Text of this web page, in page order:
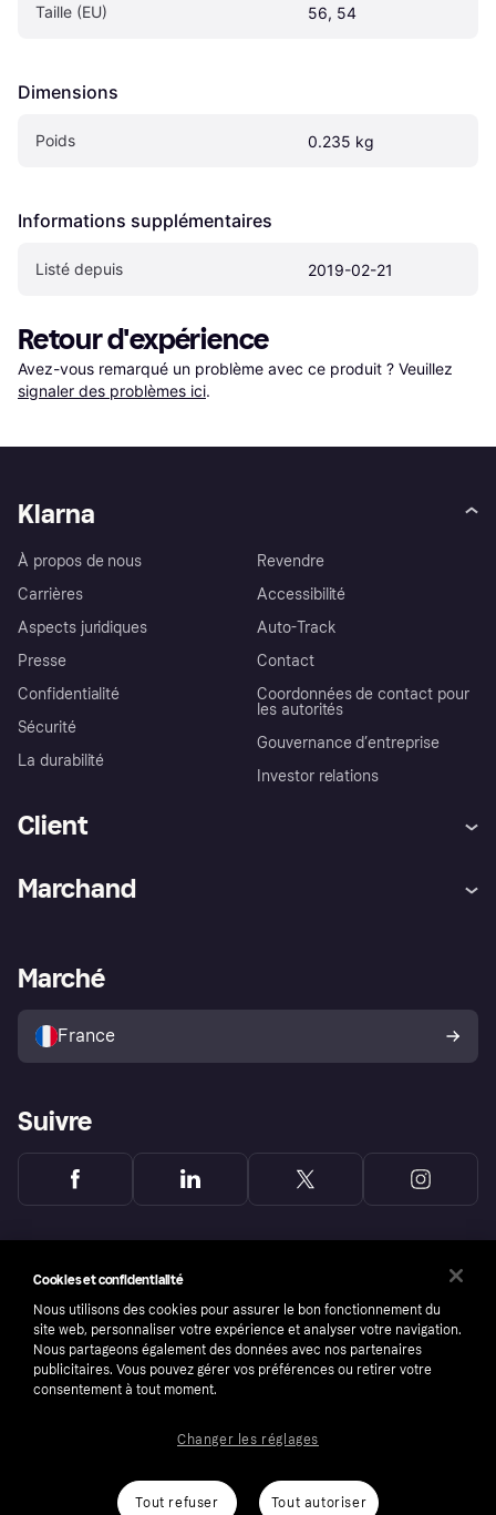
Taille (EU) 56, 54
Dimensions
Poids 0.235 kg
Informations supplémentaires
Listé depuis 2019-02-21
Retour d'expérience
Avez-vous remarqué un problème avec ce produit ? Veuillez
signaler des problèmes ici.
Klarna
À propos de nous
Carrières
Aspects juridiques
Presse
Confidentialité
Sécurité
La durabilité
Revendre
Accessibilité
Auto-Track
Contact
Coordonnées de contact pour
les autorités
Gouvernance d’entreprise
Investor relations
Client
Explorez les magasins
Politique de protection de
l’acheteur Klarna
Marchand
Portail Marchand
Marché
France
Suivre
number: 556737-0431
Cookies et confidentialité
Nous utilisons des cookies pour assurer le bon fonctionnement du
site web, personnaliser votre expérience et analyser votre navigation.
Nous partageons également des données avec nos partenaires
publicitaires. Vous pouvez gérer vos préférences ou retirer votre
consentement à tout moment.
Tout refuser Tout autoriser
Changer les réglages